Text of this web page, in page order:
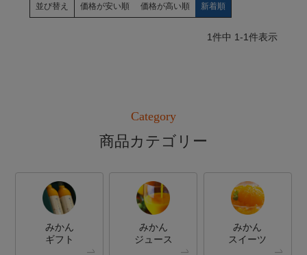
並び替え 価格が安い順 価格が高い順 新着順
1件中 1-1件表示
Category
商品カテゴリー
みかん
ギフト
みかん
ジュース
みかん
スイーツ